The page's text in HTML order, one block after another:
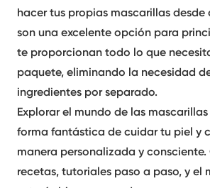
hacer tus propias mascarillas desde
son una excelente opción para
te proporcionan todo lo que
paquete, eliminando la necesidad
ingredientes por separado.
Explorar el mundo de las mascarillas
forma fantástica de cuidar tu piel y
manera personalizada y consciente.
recetas, tutoriales paso a paso, y el